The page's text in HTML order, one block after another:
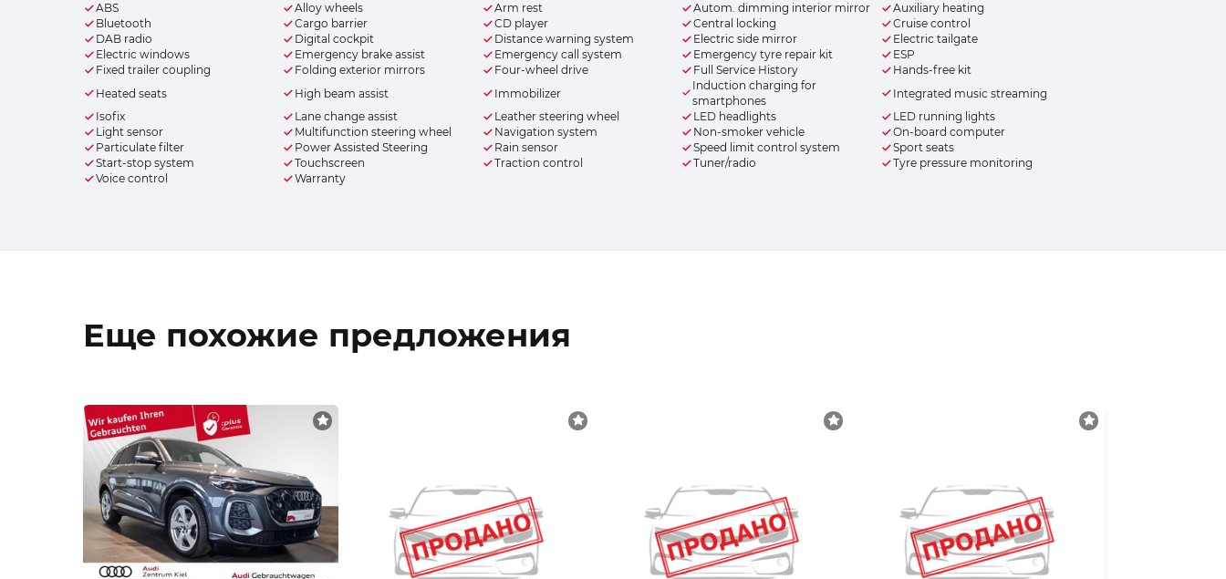
ABS Alloy wheels Arm rest Autom. dimming interior mirror
Auxiliary heating
Bluetooth
Cargo barrier CD player Central locking
Cruise control
DAB radio
Digital cockpit Distance warning system Electric side mirror
Electric tailgate
Electric windows
Emergency brake assist Emergency call system Emergency tyre repair kit
ESP
Fixed trailer coupling
Folding exterior mirrors Four-wheel drive Full Service History
Hands-free kit
Heated seats
High beam assist Immobilizer
Induction charging for
smartphones
Integrated music streaming
Isofix
Lane change assist Leather steering wheel LED headlights
LED running lights
Light sensor
Multifunction steering wheel Navigation system Non-smoker vehicle
On-board computer
Particulate filter
Power Assisted Steering Rain sensor Speed limit control system
Sport seats
Start-stop system
Touchscreen Traction control Tuner/radio
Tyre pressure monitoring
Voice control
Warranty
Еще похожие предложения